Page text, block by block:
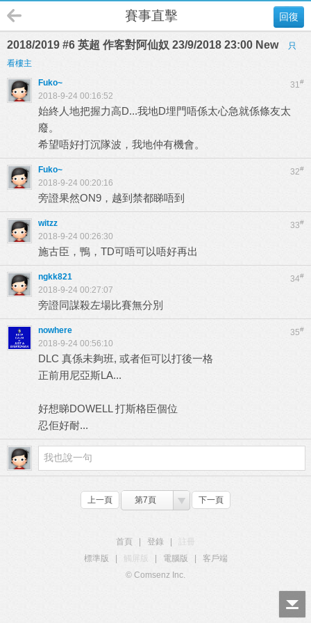
回復
賽事直擊
2018/2019 #6 英超 作客對阿仙奴 23/9/2018 23:00 New
只
看樓主
31#
Fuko~
2018-9-24 00:16:52
始終人地把握力高D...我地D埋門唔係太心急就係條友太
廢。
希望唔好打沉隊波，我地仲有機會。
32#
Fuko~
2018-9-24 00:20:16
旁證果然ON9，越到禁都睇唔到
33#
witzz
2018-9-24 00:26:30
施古臣，鴨，TD可唔可以唔好再出
34#
ngkk821
2018-9-24 00:27:07
旁證同謀殺左場比賽無分別
35#
nowhere
2018-9-24 00:56:10
DLC 真係未夠班, 或者佢可以打後一格
正前用尼亞斯LA...
好想睇DOWELL 打斯格臣個位
忍佢好耐...
上一頁 第7頁 下一頁
首頁 登錄
標準版
觸屏版 電腦版
客戶端
© Comsenz Inc.